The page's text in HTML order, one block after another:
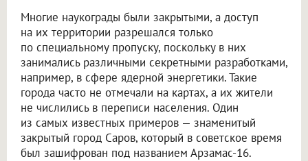
Многие наукограды были закрытыми, а доступ
на их территории разрешался только
по специальному пропуску, поскольку в них
занимались различными секретными разработками,
например, в сфере ядерной энергетики. Такие
города часто не отмечали на картах, а их жители
не числились в переписи населения. Один
из самых известных примеров — знаменитый
закрытый город Саров, который в советское время
был зашифрован под названием Арзамас-16.